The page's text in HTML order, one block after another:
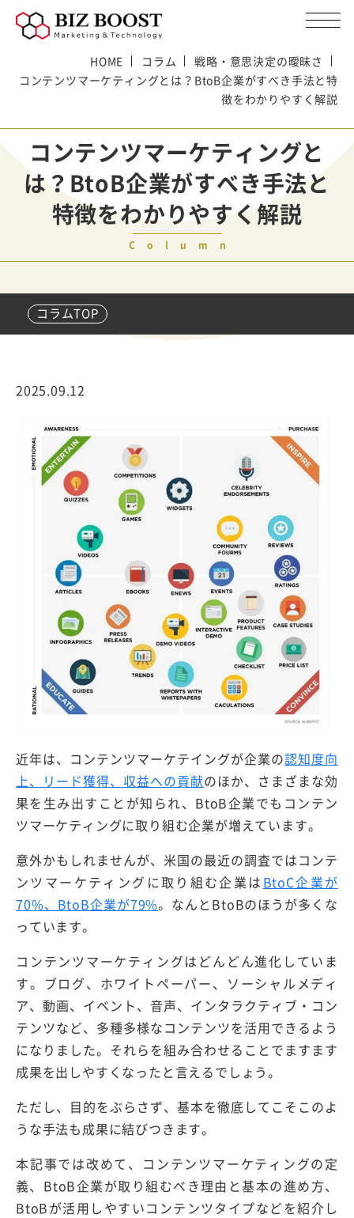
HOME コラム
戦略・意思決定の曖昧さ
コンテンツマーケティングとは？BtoB企業がすべき手法と特
徴をわかりやすく解説
コンテンツマーケティングと
は？BtoB企業がすべき手法と
特徴をわかりやすく解説
Column
コラムTOP
2025.09.12
近年は、コンテンツマーケテイングが企業の認知度向
上、リード獲得、収益への貢献のほか、さまざまな効
果を生み出すことが知られ、BtoB企業でもコンテン
ツマーケティングに取り組む企業が増えています。
意外かもしれませんが、米国の最近の調査ではコンテ
ンツマーケティングに取り組む企業は BtoC企業が
70%、BtoB企業が79%。なんとBtoBのほうが多くな
っています。
コンテンツマーケティングはどんどん進化していま
す。ブログ、ホワイトペーパー、ソーシャルメディ
ア、動画、イベント、音声、インタラクティブ・コン
テンツなど、多種多様なコンテンツを活用できるよう
になりました。それらを組み合わせることでますます
成果を出しやすくなったと言えるでしょう。
ただし、目的をぶらさず、基本を徹底してこそこのよ
うな手法も成果に結びつきます。
本記事では改めて、コンテンツマーケティングの定
義、BtoB企業が取り組むべき理由と基本の進め方、
BtoBが活用しやすいコンテンツタイプなどを紹介し